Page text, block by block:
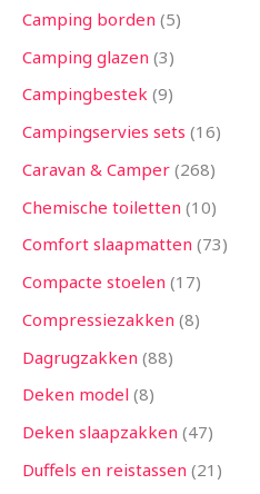
Camping borden 5
Camping glazen 3
Campingbestek 9
Campingservies sets 16
Caravan & Camper 268
Chemische toiletten 10
Comfort slaapmatten 73
Compacte stoelen 17
Compressiezakken 8
Dagrugzakken 88
Deken model 8
Deken slaapzakken 47
Duffels en reistassen 21